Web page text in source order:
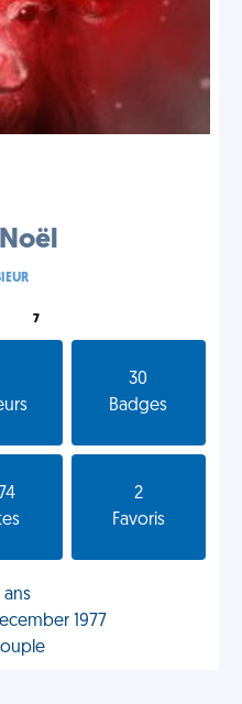
7
30
Badges
2
Favoris
ans
1977